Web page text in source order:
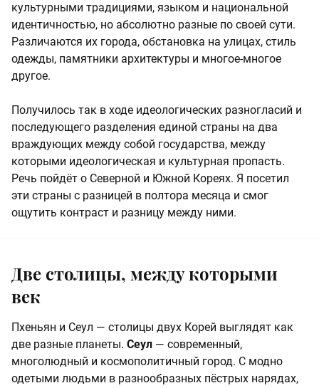
культурными традициями, языком и национальной
идентичностью, но абсолютно разные по своей сути.
Различаются их города, обстановка на улицах, стиль
одежды, памятники архитектуры и многое-многое
другое.
Получилось так в ходе идеологических разногласий и
последующего разделения единой страны на два
враждующих между собой государства, между
которыми идеологическая и культурная пропасть.
Речь пойдёт о Северной и Южной Кореях. Я посетил
эти страны с разницей в полтора месяца и смог
ощутить контраст и разницу между ними.
Две столицы, между которыми
век
Пхеньян и Сеул — столицы двух Корей выглядят как
две разные планеты. Сеул — современный,
многолюдный и космополитичный город. С модно
одетыми людьми в разнообразных пёстрых нарядах,